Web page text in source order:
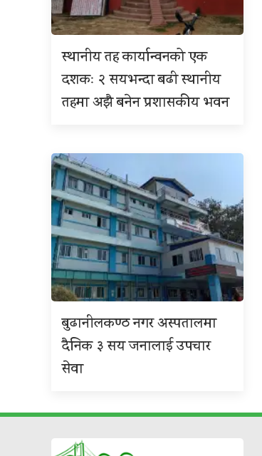
स्थानीय तह कार्यान्वनको एक
दशकः २ सयभन्दा बढी स्थानीय
तहमा अझै बनेन प्रशासकीय भवन
बुढानीलकण्ठ नगर अस्पतालमा
दैनिक ३ सय जनालाई उपचार
सेवा